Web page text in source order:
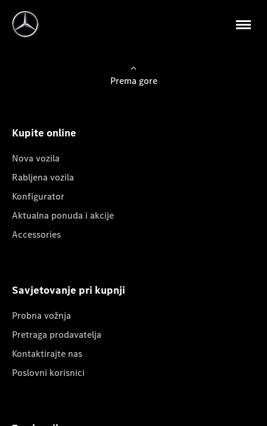
Prema gore
Kupite online
Nova vozila
Rabljena vozila
Konfigurator
Aktualna ponuda i akcije
Accessories
Savjetovanje pri kupnji
Probna vožnja
Pretraga prodavatelja
Kontaktirajte nas
Poslovni korisnici